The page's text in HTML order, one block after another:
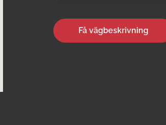
Få vägbeskrivning